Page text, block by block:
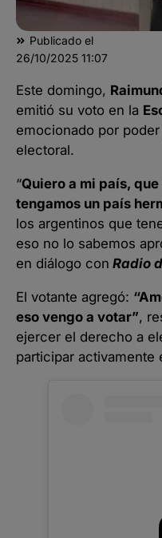
Publicado el
26/10/2025 11:07
Este domingo,
emitió su voto en la
emocionado por
electoral.
“Quiero a mi país,
tengamos un país
los argentinos que
eso no lo sabemos
en diálogo con Radio
El votante agregó:
eso vengo a votar”,
ejercer el derecho a
participar activamente